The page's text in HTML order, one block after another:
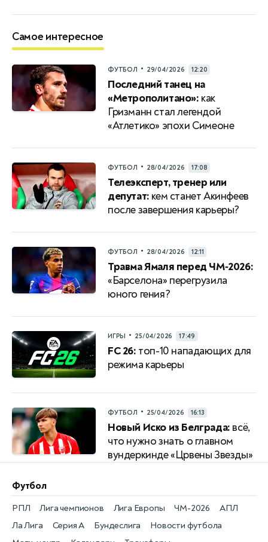
Самое интересное
ФУТБОЛ • 29/04/2026 12:20
Последний танец на
«Метрополитано»: как
Гризманн стал легендой
«Атлетико» эпохи Симеоне
ФУТБОЛ • 28/04/2026 17:08
Телеэксперт, тренер или
депутат: кем станет Акинфеев
после завершения карьеры?
ФУТБОЛ • 28/04/2026 12:11
Травма Ямаля перед ЧМ‑2026:
«Барселона» перегрузила
юного гения?
ИГРЫ • 25/04/2026 17:49
FC 26: топ-10 нападающих для
режима карьеры
ФУТБОЛ • 25/04/2026 16:13
Новый Иско из Белграда: всё,
что нужно знать о главном
вундеркинде «Црвены Звезды»
Футбол
Новости футбола
РПЛ Лига чемпионов Лига Европы ЧМ-2026 АПЛ
Ла Лига Серия А Бундеслига